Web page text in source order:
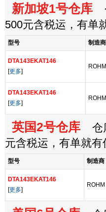
新加坡1号仓库
500元含税运，有单
型号 制造商
DTA143EKAT146
[更多]
DTA143EKAT146
[更多]
英国2号仓库 仓
元含税运，有单就
型号 制造商
DTA143EKAT146
[更多]